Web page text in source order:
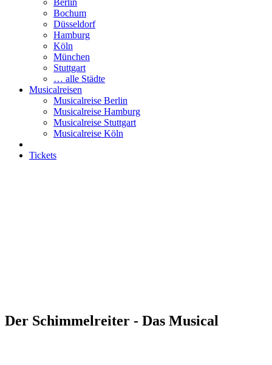
Berlin
Bochum
Düsseldorf
Hamburg
Köln
München
Stuttgart
… alle Städte
Musicalreisen
Musicalreise Berlin
Musicalreise Hamburg
Musicalreise Stuttgart
Musicalreise Köln
Tickets
Der Schimmelreiter - Das Musical